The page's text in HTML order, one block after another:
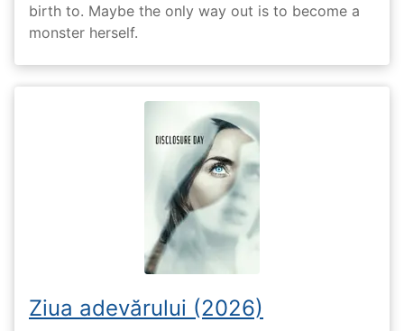
birth to. Maybe the only way out is to become a
monster herself.
Ziua adevărului (2026)